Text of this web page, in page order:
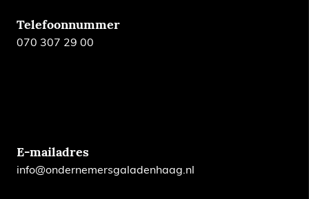
Telefoonnummer
070 307 29 00
E-mailadres
info@ondernemersgaladenhaag.nl